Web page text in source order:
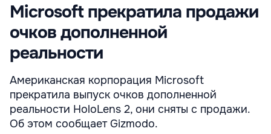
Microsoft прекратила продажи
очков дополненной
реальности
Американская корпорация Microsoft
прекратила выпуск очков дополненной
реальности HoloLens 2, они сняты с продажи.
Об этом сообщает Gizmodo.